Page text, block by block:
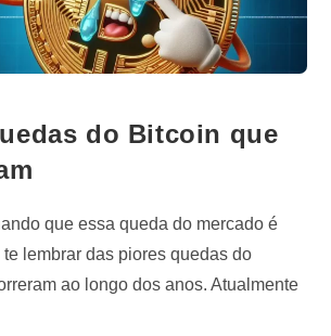
do Bitcoin que
que essa queda do mercado é
lembrar das piores quedas do
ao longo dos anos. Atualmente